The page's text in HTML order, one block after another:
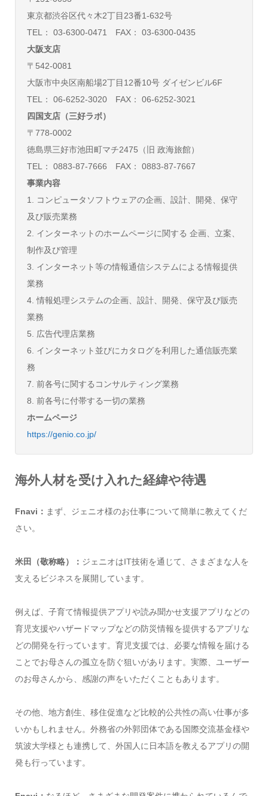
東京都渋谷区代々木2丁目23番1-632号
TEL： 03-6300-0471 FAX： 03-6300-0435
大阪支店
〒542-0081
大阪市中央区南船場2丁目12番10号 ダイゼンビル6F
TEL： 06-6252-3020 FAX： 06-6252-3021
四国支店（三好ラボ）
〒778-0002
徳島県三好市池田町マチ2475（旧 政海旅館）
TEL： 0883-87-7666 FAX： 0883-87-7667
事業内容
1. コンピュータソフトウェアの企画、設計、開発、保守
及び販売業務
2. インターネットのホームページに関する 企画、立案、
制作及び管理
3. インターネット等の情報通信システムによる情報提供
業務
4. 情報処理システムの企画、設計、開発、保守及び販売
業務
5. 広告代理店業務
6. インターネット並びにカタログを利用した通信販売業
務
7. 前各号に関するコンサルティング業務
8. 前各号に付帯する一切の業務
ホームページ
https://genio.co.jp/
海外人材を受け入れた経緯や待遇
Fnavi： まず、ジェニオ様のお仕事について簡単に教えてくだ
さい。
米田（敬称略）： ジェニオはIT技術を通じて、さまざまな人を
支えるビジネスを展開しています。
例えば、子育て情報提供アプリや読み聞かせ支援アプリなどの
育児支援やハザードマップなどの防災情報を提供するアプリな
どの開発を行っています。育児支援では、必要な情報を届ける
ことでお母さんの孤立を防ぐ狙いがあります。実際、ユーザー
のお母さんから、感謝の声をいただくこともあります。
その他、地方創生、移住促進など比較的公共性の高い仕事が多
いかもしれません。外務省の外郭団体である国際交流基金様や
筑波大学様とも連携して、外国人に日本語を教えるアプリの開
発も行っています。